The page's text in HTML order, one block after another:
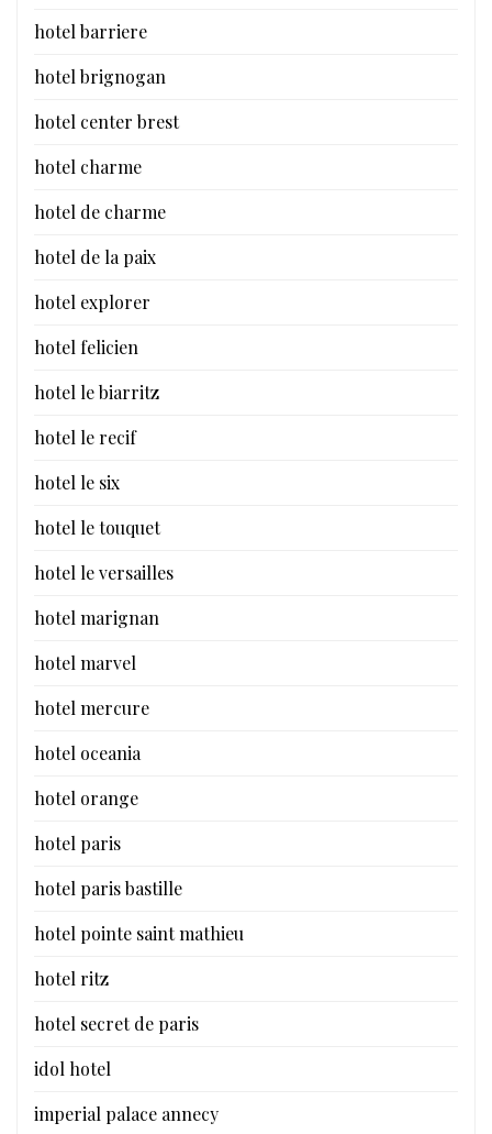
hotel barriere
hotel brignogan
hotel center brest
hotel charme
hotel de charme
hotel de la paix
hotel explorer
hotel felicien
hotel le biarritz
hotel le recif
hotel le six
hotel le touquet
hotel le versailles
hotel marignan
hotel marvel
hotel mercure
hotel oceania
hotel orange
hotel paris
hotel paris bastille
hotel pointe saint mathieu
hotel ritz
hotel secret de paris
idol hotel
imperial palace annecy